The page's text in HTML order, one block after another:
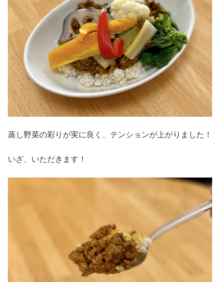
蒸し野菜の彩りが実に良く、テンションが上がりました！
いざ、いただきます！